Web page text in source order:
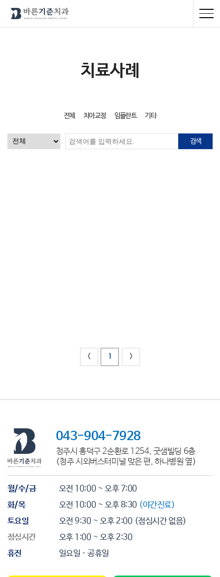
치료사례
전체 치아교정 임플란트 기타
검색
< 1 >
043-904-7928
청주시 흥덕구 2순환로 1254, 굿샘빌딩 6층
(청주 시외버스터미널 맞은 편, 하나병원 옆)
월/수/금
오전 10:00 ~ 오후 7:00
화/목
오전 10:00 ~ 오후 8:30 (야간진료)
토요일
오전 9:30 ~ 오후 2:00 (점심시간 없음)
점심시간
오후 1:00 ~ 오후 2:30
휴진
일요일 · 공휴일